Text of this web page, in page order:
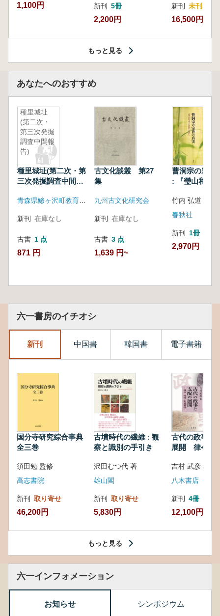
1,100円 新刊 5冊
2,200円
新刊 未刊
16,500円
もっと見る
あなたへのおすすめ
種里城址
(第二次・
第三次発掘
調査中間報
告)
種里城址(第二次・第
三次発掘調査中間報
新刊 在庫なし
古書 1 点
871 円
古文化談叢 第27
集
九州古文化研究会
新刊 在庫なし
古書 3 点
1,639 円~
曹洞宗の宗旨
: 『瑩山和尚
竹内 弘道 著
春秋社
新刊 1冊
2,970円
六一書房のイチオシ
新刊 中国書 韓国書 電子書籍
国分寺研究綜合事典
全三巻
須田勉 監修
高志書院
新刊 取り寄せ
46,200円
古墳時代の繊維 : 観
察と識別の手引き
沢田むつ代 著
雄山閣
新刊 取り寄せ
5,830円
古代の政事と
展開 律令・
吉村 武彦 編集
八木書店
新刊 4冊
12,100円
もっと見る
六一インフォメーション
お知らせ シンポジウム